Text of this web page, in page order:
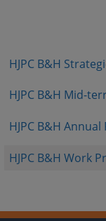
HJPC B&H
HJPC B&H Mid-
HJPC B&H
HJPC B&H Work